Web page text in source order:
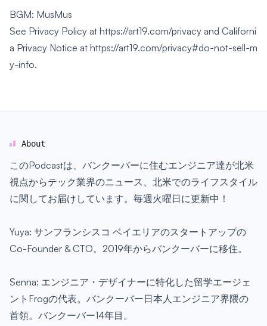
BGM: MusMus
See Privacy Policy at https://art19.com/privacy and Californi
a Privacy Notice at https://art19.com/privacy#do-not-sell-m
y-info.
About
このPodcastは、バンクーバーに住むエンジニア達が北米
視点からテック業界のニュース、北米でのライフスタイル
に関してお届けしています。毎週火曜日に更新中！
Yuya: サンフランシスコ ベイエリアのスタートアップの
Co-Founder & CTO。2019年からバンクーバーに移住。
Senna: エンジニア・デザイナーに特化した留学エージェ
ントFrogの代表。バンクーバー日本人エンジニア界隈の
首領。バンクーバー14年目。